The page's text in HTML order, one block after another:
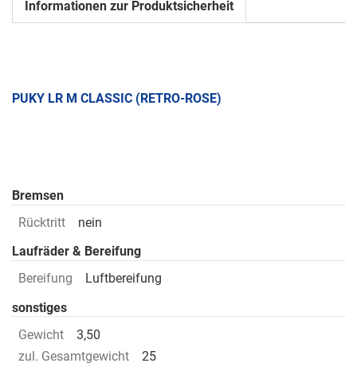
Informationen zur Produktsicherheit
PUKY LR M CLASSIC (RETRO-ROSE)
Bremsen
Rücktritt
nein
Laufräder & Bereifung
Bereifung
Luftbereifung
sonstiges
Gewicht
3,50
zul. Gesamtgewicht
25